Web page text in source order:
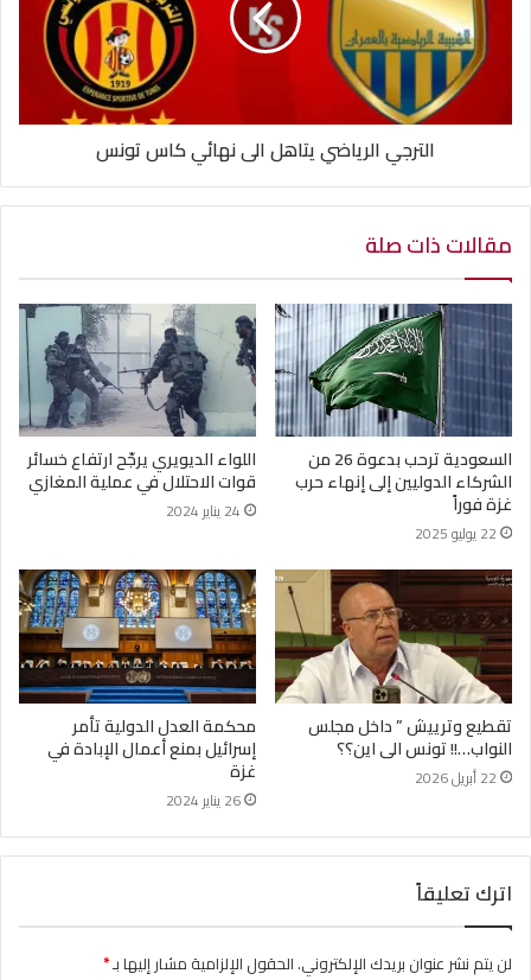
الترجي الرياضي يتاهل الى نهائي كاس تونس
مقالات ذات صلة
السعودية ترحب بدعوة 26 من
الشركاء الدوليين إلى إنهاء حرب
غزة فوراً
22 يوليو 2025
اللواء الديويري يرجّح ارتفاع خسائر
قوات الاحتلال في عملية المغازي
24 يناير 2024
تقطيع وترييش ” داخل مجلس
النواب…!! تونس الى اين؟؟
22 أبريل 2026
محكمة العدل الدولية تأمر
إسرائيل بمنع أعمال الإبادة في
غزة
26 يناير 2024
اترك تعليقاً
لن يتم نشر عنوان بريدك الإلكتروني.الحقول الإلزامية مشار إليها بـ*